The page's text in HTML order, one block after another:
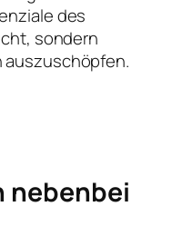
des
sondern
auszuschöpfen.